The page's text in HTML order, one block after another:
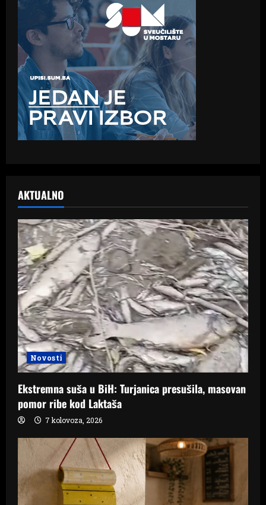
AKTUALNO
Novosti
Ekstremna suša u BiH: Turjanica presušila, masovan
pomor ribe kod Laktaša
7 kolovoza, 2026